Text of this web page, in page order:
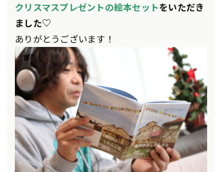
クリスマスプレゼントの絵本セットをいただき
ました♡
ありがとうございます！